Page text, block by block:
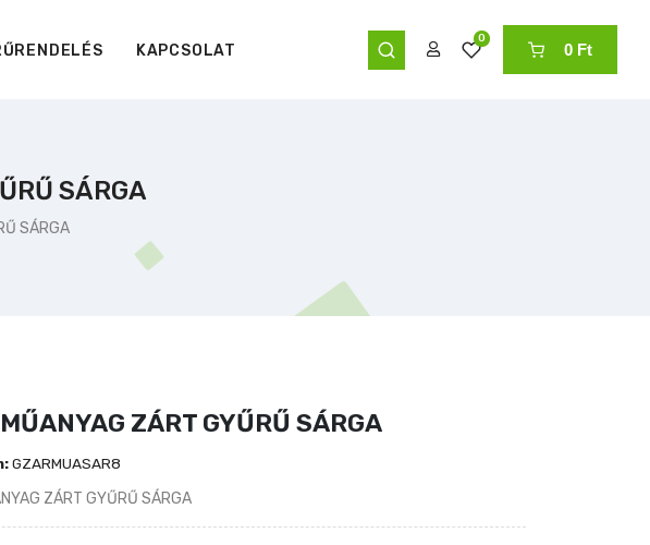
KAPCSOLAT
0
0 Ft
SÁRGA
SÁRGA
ZÁRT GYŰRŰ SÁRGA
GZARMUASAR8
ZÁRT GYŰRŰ SÁRGA